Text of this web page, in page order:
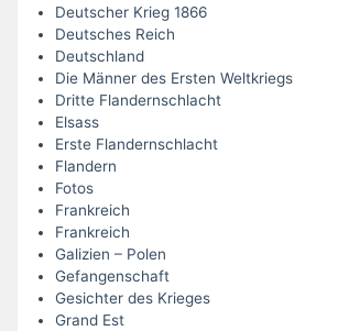
Deutscher Krieg 1866
Deutsches Reich
Deutschland
Die Männer des Ersten Weltkriegs
Dritte Flandernschlacht
Elsass
Erste Flandernschlacht
Flandern
Fotos
Frankreich
Frankreich
Galizien – Polen
Gefangenschaft
Gesichter des Krieges
Grand Est